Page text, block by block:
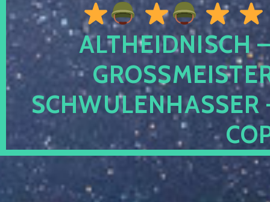
ALTHEIDNISCH
CHWULENHASSER